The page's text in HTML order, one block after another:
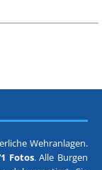
Wehranlagen.
Fotos. Alle Burgen